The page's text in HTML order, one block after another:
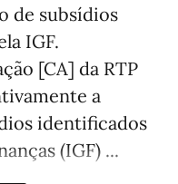
de subsídios
IGF.
[CA] da RTP
a
identificados
(IGF) ...